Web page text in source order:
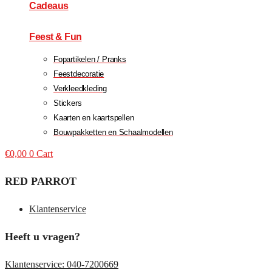
Cadeaus
Feest & Fun
Fopartikelen / Pranks
Feestdecoratie
Verkleedkleding
Stickers
Kaarten en kaartspellen
Bouwpakketten en Schaalmodellen
€0,00 0 Cart
RED PARROT
Klantenservice
Heeft u vragen?
Klantenservice: 040-7200669